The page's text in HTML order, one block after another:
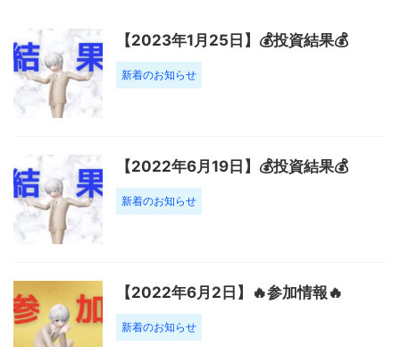
【2023年1月25日】💰投資結果💰
新着のお知らせ
【2022年6月19日】💰投資結果💰
新着のお知らせ
【2022年6月2日】🔥参加情報🔥
新着のお知らせ